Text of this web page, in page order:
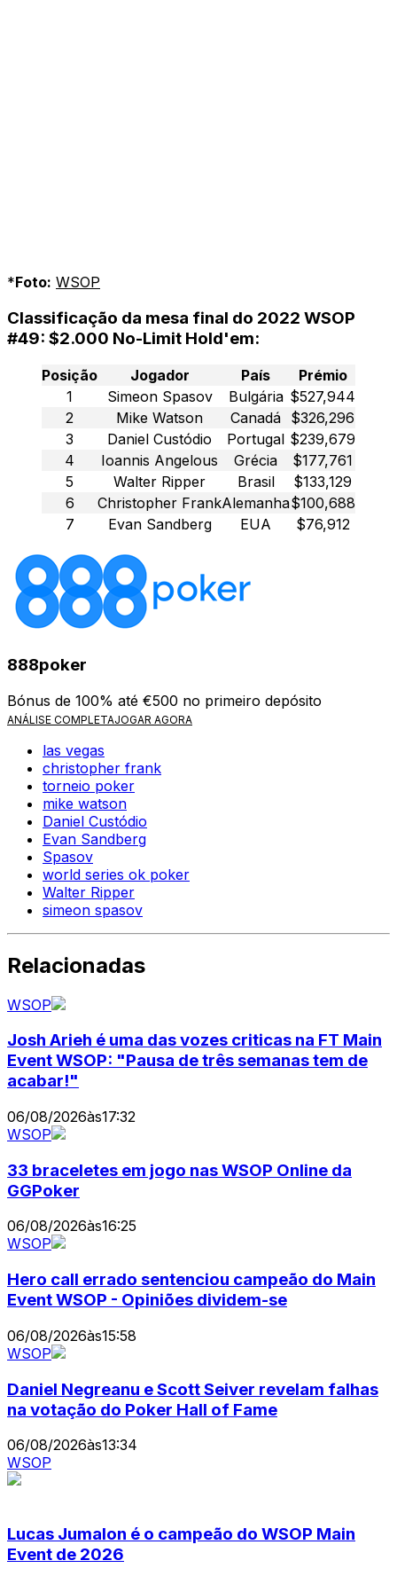
*Foto: WSOP
Classificação da mesa final do 2022 WSOP
#49: $2.000 No-Limit Hold'em:
Posição Jogador País
Prémio
1
Simeon Spasov Bulgária $527,944
2
Mike Watson Canadá $326,296
3
Daniel Custódio Portugal $239,679
4
Ioannis Angelous Grécia
$177,761
5
Walter Ripper Brasil
$133,129
6
Christopher FrankAlemanha$100,688
7
Evan Sandberg EUA $76,912
888poker
Bónus de 100% até €500 no primeiro depósito
ANÁLISE COMPLETAJOGAR AGORA
las vegas
christopher frank
torneio poker
mike watson
Daniel Custódio
Evan Sandberg
Spasov
world series ok poker
Walter Ripper
simeon spasov
Relacionadas
WSOP
Josh Arieh é uma das vozes criticas na FT Main
Event WSOP: "Pausa de três semanas tem de
acabar!"
06/08/2026às17:32
WSOP
33 braceletes em jogo nas WSOP Online da
GGPoker
06/08/2026às16:25
WSOP
Hero call errado sentenciou campeão do Main
Event WSOP - Opiniões dividem-se
06/08/2026às15:58
WSOP
Daniel Negreanu e Scott Seiver revelam falhas
na votação do Poker Hall of Fame
06/08/2026às13:34
WSOP
Lucas Jumalon é o campeão do WSOP Main
Event de 2026